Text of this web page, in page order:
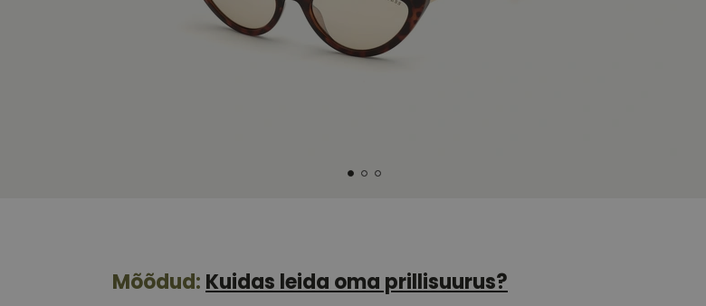
Mõõdud: Kuidas leida oma prillisuurus?